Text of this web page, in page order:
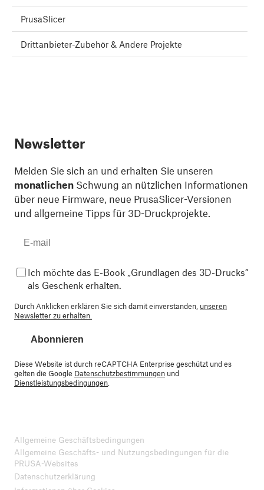
PrusaSlicer
Drittanbieter-Zubehör & Andere Projekte
Newsletter
Melden Sie sich an und erhalten Sie unseren
monatlichen Schwung an nützlichen Informationen
über neue Firmware, neue PrusaSlicer-Versionen
und allgemeine Tipps für 3D-Druckprojekte.
Ich möchte das E-Book „Grundlagen des 3D-Drucks“
als Geschenk erhalten.
Durch Anklicken erklären Sie sich damit einverstanden, unseren
Newsletter zu erhalten.
Abonnieren
Diese Website ist durch reCAPTCHA Enterprise geschützt und es
gelten die Google Datenschutzbestimmungen und
Dienstleistungsbedingungen
Allgemeine Geschäftsbedingungen
Allgemeine Geschäfts- und Nutzungsbedingungen für die
PRUSA-Websites
Datenschutzerklärung